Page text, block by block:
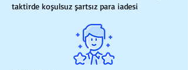
taktirde koşulsuz şartsız para iadesi